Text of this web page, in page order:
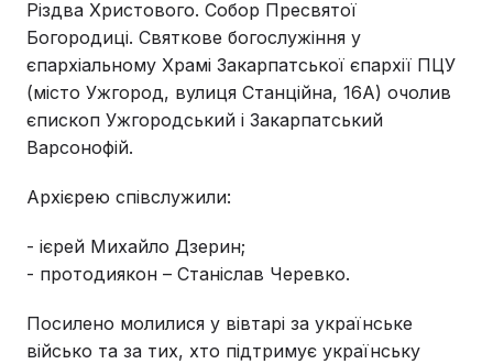
Різдва Христового. Собор Пресвятої
Богородиці. Святкове богослужіння у
єпархіальному Храмі Закарпатської єпархії ПЦУ
(місто Ужгород, вулиця Станційна, 16А) очолив
єпископ Ужгородський і Закарпатський
Варсонофій.
Архієрею співслужили:
- ієрей Михайло Дзерин;
- протодиякон – Станіслав Черевко.
Посилено молилися у вівтарі за українське
військо та за тих, хто підтримує українську